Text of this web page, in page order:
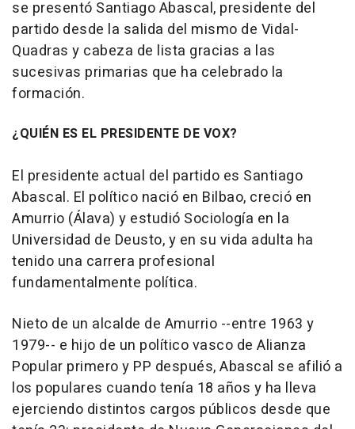
se presentó Santiago Abascal, presidente del
partido desde la salida del mismo de Vidal-
Quadras y cabeza de lista gracias a las
sucesivas primarias que ha celebrado la
formación.
¿QUIÉN ES EL PRESIDENTE DE VOX?
El presidente actual del partido es Santiago
Abascal. El político nació en Bilbao, creció en
Amurrio (Álava) y estudió Sociología en la
Universidad de Deusto, y en su vida adulta ha
tenido una carrera profesional
fundamentalmente política.
Nieto de un alcalde de Amurrio --entre 1963 y
1979-- e hijo de un político vasco de Alianza
Popular primero y PP después, Abascal se afilió a
los populares cuando tenía 18 años y ha lleva
ejerciendo distintos cargos públicos desde que